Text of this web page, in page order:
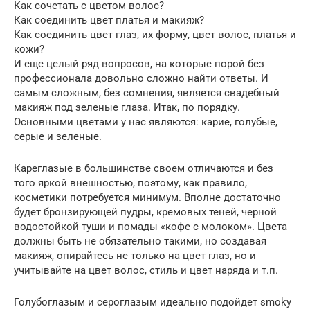
Как сочетать с цветом волос?
Как соединить цвет платья и макияж?
Как соединить цвет глаз, их форму, цвет волос, платья и
кожи?
И еще целый ряд вопросов, на которые порой без
профессионала довольно сложно найти ответы. И
самым сложным, без сомнения, является свадебный
макияж под зеленые глаза. Итак, по порядку.
Основными цветами у нас являются: карие, голубые,
серые и зеленые.
Кареглазые в большинстве своем отличаются и без
того яркой внешностью, поэтому, как правило,
косметики потребуется минимум. Вполне достаточно
будет бронзирующей пудры, кремовых теней, черной
водостойкой туши и помады «кофе с молоком». Цвета
должны быть не обязательно такими, но создавая
макияж, опирайтесь не только на цвет глаз, но и
учитывайте на цвет волос, стиль и цвет наряда и т.п.
Голубоглазым и сероглазым идеально подойдет smoky